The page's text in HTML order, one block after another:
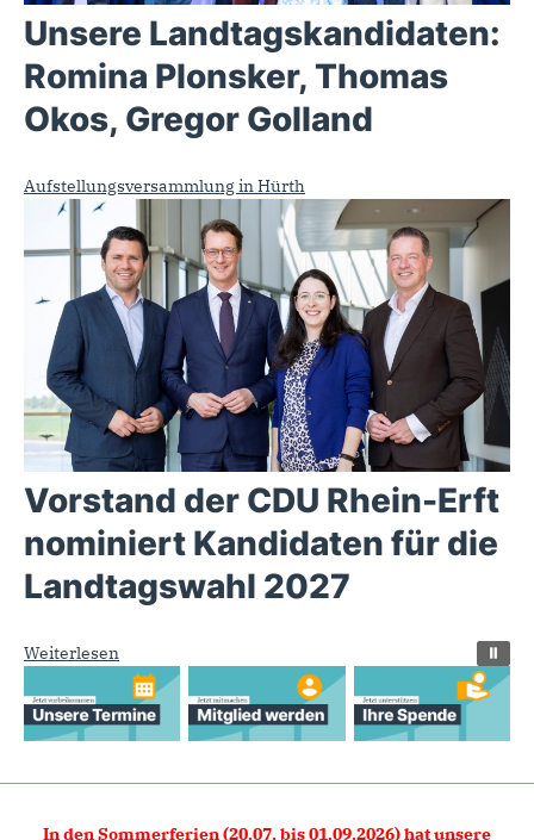
Unsere Landtagskandidaten:
Romina Plonsker, Thomas
Okos, Gregor Golland
Aufstellungsversammlung in Hürth
Vorstand der CDU Rhein-Erft
nominiert Kandidaten für die
Landtagswahl 2027
Weiterlesen
In den Sommerferien (20.07. bis 01.09.2026) hat unsere